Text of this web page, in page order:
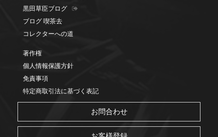
黒田草臣ブログ
ブログ 喫茶去
コレクターへの道
著作権
個人情報保護方針
免責事項
特定商取引法に基づく表記
お問合わせ